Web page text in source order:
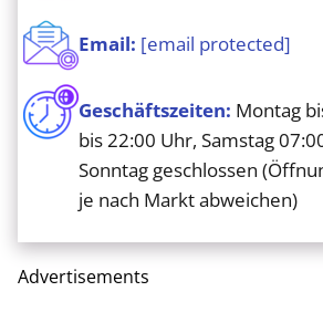
Email: [email protected]
Geschäftszeiten: Montag
bis 22:00 Uhr, Samstag
Sonntag geschlossen
je nach Markt abweichen)
Advertisements